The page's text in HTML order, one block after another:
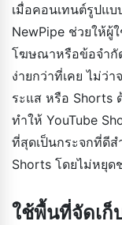
เมื่อคอนเทนต์รูปแ
NewPipe ช่วยให้ผู้ใ
โฆษณาหรือข้อจำกั
ง่ายกว่าที่เคย ไม่ว่
ระแส หรือ Shorts
ทำให้ YouTube
ที่สุดเป็นกระจกที่ดี
Shorts โดยไม่หยุด
ใช้พื้นที่จัดเก็